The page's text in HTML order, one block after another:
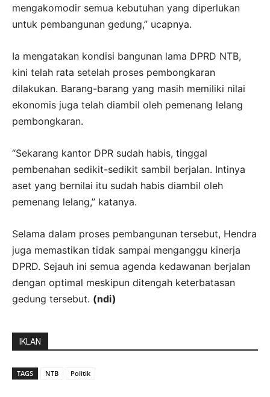
mengakomodir semua kebutuhan yang diperlukan
untuk pembangunan gedung,” ucapnya.
Ia mengatakan kondisi bangunan lama DPRD NTB,
kini telah rata setelah proses pembongkaran
dilakukan. Barang-barang yang masih memiliki nilai
ekonomis juga telah diambil oleh pemenang lelang
pembongkaran.
“Sekarang kantor DPR sudah habis, tinggal
pembenahan sedikit-sedikit sambil berjalan. Intinya
aset yang bernilai itu sudah habis diambil oleh
pemenang lelang,” katanya.
Selama dalam proses pembangunan tersebut, Hendra
juga memastikan tidak sampai menganggu kinerja
DPRD. Sejauh ini semua agenda kedawanan berjalan
dengan optimal meskipun ditengah keterbatasan
gedung tersebut. (ndi)
IKLAN
TAGS NTB Politik